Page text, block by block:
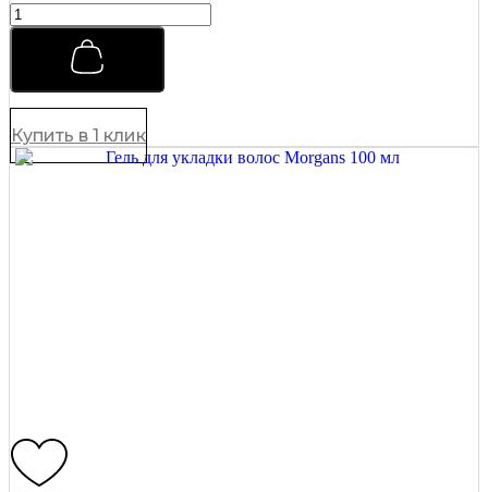
Воск
для
Morgans
Strong
Wax
120
мл
Купить в 1 клик